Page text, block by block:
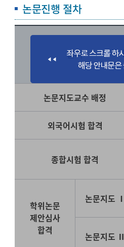
논문진행 절차
절차
논문지도교수 배정
외국어시험 합격
종합시험 합격
학위논문
제안심사
합격
논문지도 Ⅰ
논문지도 Ⅱ